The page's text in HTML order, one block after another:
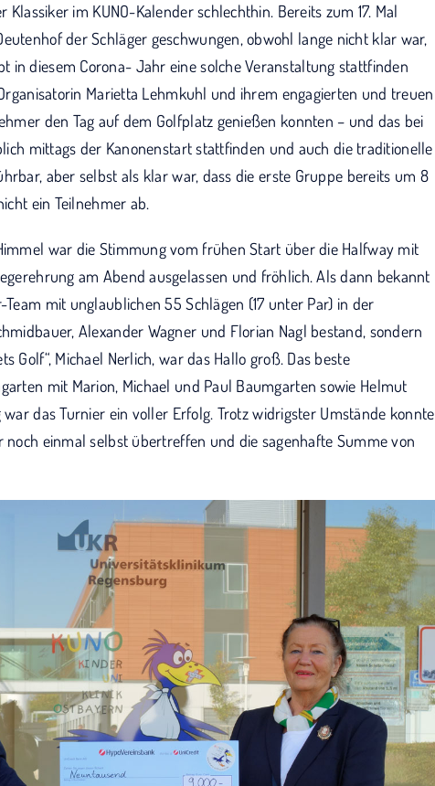
Klassiker im KUNO-Kalender schlechthin. Bereits zum 17. Mal
der Schläger geschwungen, obwohl lange nicht klar war,
in diesem Corona- Jahr eine solche Veranstaltung stattfinden
Marietta Lehmkuhl und ihrem engagierten und treuen
den Tag auf dem Golfplatz genießen konnten – und das bei
mittags der Kanonenstart stattfinden und auch die traditionelle
aber selbst als klar war, dass die erste Gruppe bereits um 8
ein Teilnehmer ab.
war die Stimmung vom frühen Start über die Halfway mit
am Abend ausgelassen und fröhlich. Als dann bekannt
mit unglaublichen 55 Schlägen (17 unter Par) in der
Alexander Wagner und Florian Nagl bestand, sondern
Golf“, Michael Nerlich, war das Hallo groß. Das beste
mit Marion, Michael und Paul Baumgarten sowie Helmut
das Turnier ein voller Erfolg. Trotz widrigster Umstände konnte
einmal selbst übertreffen und die sagenhafte Summe von